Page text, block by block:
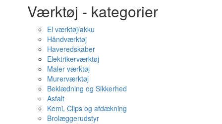
Værktøj - kategorier
El værktøj/akku
Håndværktøj
Haveredskaber
Elektrikerværktøj
Maler værktøj
Murerværktøj
Beklædning og Sikkerhed
Asfalt
Kemi, Clips og afdækning
Brolæggerudstyr